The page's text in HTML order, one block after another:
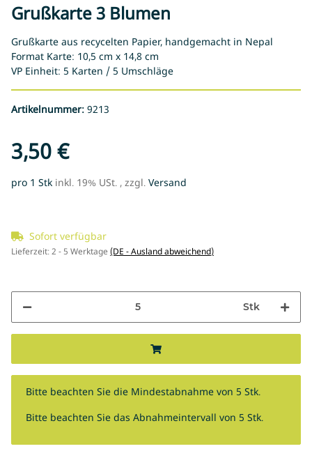
Grußkarte 3 Blumen
Grußkarte aus recycelten Papier, handgemacht in Nepal
Format Karte: 10,5 cm x 14,8 cm
VP Einheit: 5 Karten / 5 Umschläge
Artikelnummer: 9213
3,50 €
pro 1 Stk inkl. 19% USt. , zzgl. Versand
Sofort verfügbar
Lieferzeit:2 - 5 Werktage (DE - Ausland abweichend)
Stk
x
Bitte beachten Sie die Mindestabnahme von 5 Stk.
Bitte beachten Sie das Abnahmeintervall von 5 Stk.